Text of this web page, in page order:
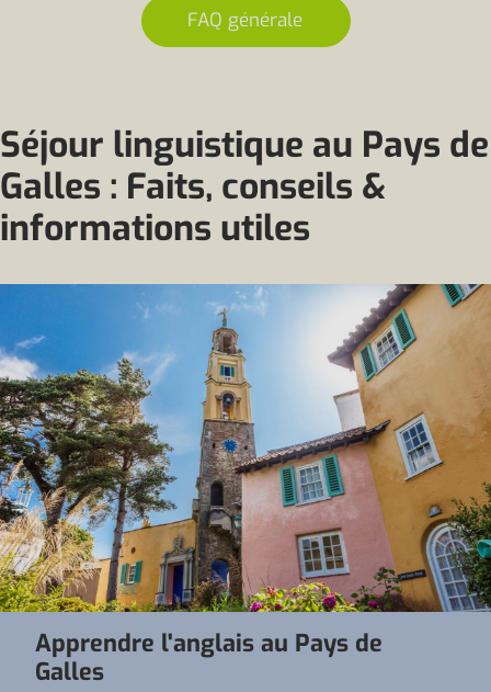
FAQ générale
Séjour linguistique au Pays de
Galles : Faits, conseils &
informations utiles
Apprendre l'anglais au Pays de
Galles